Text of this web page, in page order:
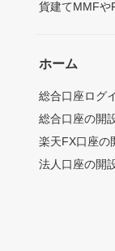
貨建てMMFや
ホーム
総合口座ログ
総合口座の開
楽天FX口座の
法人口座の開